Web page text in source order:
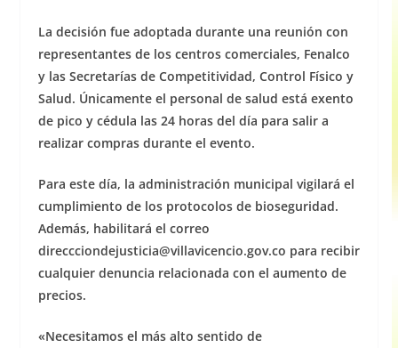
La decisión fue adoptada durante una reunión con
representantes de los centros comerciales, Fenalco
y las Secretarías de Competitividad, Control Físico y
Salud. Únicamente el personal de salud está exento
de pico y cédula las 24 horas del día para salir a
realizar compras durante el evento.
Para este día, la administración municipal vigilará el
cumplimiento de los protocolos de bioseguridad.
Además, habilitará el correo
direccciondejusticia@villavicencio.gov.co para recibir
cualquier denuncia relacionada con el aumento de
precios.
«Necesitamos el más alto sentido de